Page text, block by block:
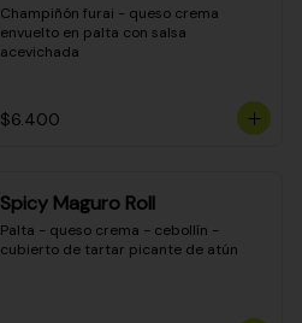
Champiñón furai - queso crema
envuelto en palta con salsa
acevichada
$6.400
Spicy Maguro Roll
Palta - queso crema - cebollín -
cubierto de tartar picante de atún